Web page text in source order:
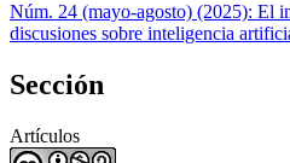
Núm. 24 (mayo-agosto) (2025): El
discusiones sobre inteligencia
Sección
Artículos